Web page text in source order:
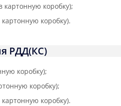
картонную коробку);
коробку).
РДД(КС)
коробку);
коробку);
коробку).